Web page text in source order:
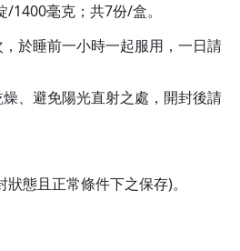
1400毫克；共7份/盒。
於睡前一小時一起服用，一日請
、避免陽光直射之處，開封後請
態且正常條件下之保存)。